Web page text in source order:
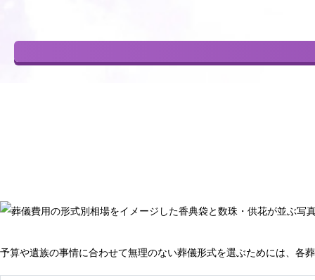
予算や遺族の事情に合わせて無理のない葬儀形式を選ぶためには、各